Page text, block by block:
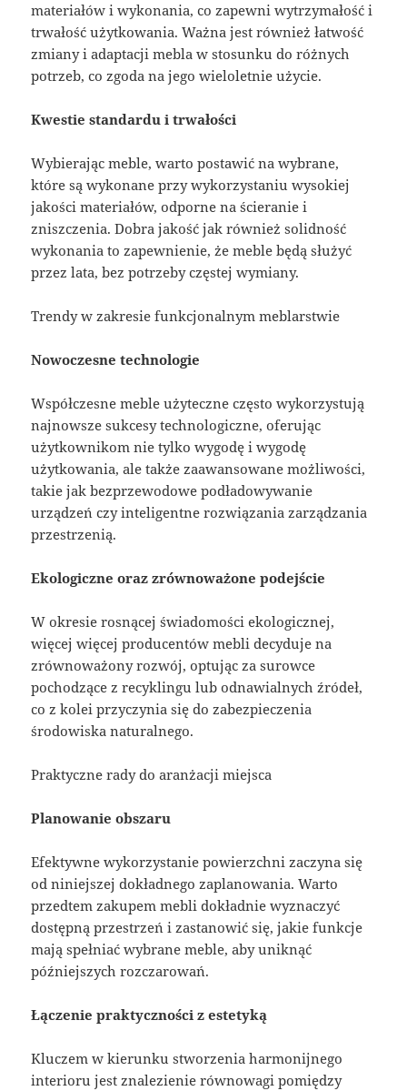
materiałów i wykonania, co zapewni wytrzymałość i
trwałość użytkowania. Ważna jest również łatwość
zmiany i adaptacji mebla w stosunku do różnych
potrzeb, co zgoda na jego wieloletnie użycie.
Kwestie standardu i trwałości
Wybierając meble, warto postawić na wybrane,
które są wykonane przy wykorzystaniu wysokiej
jakości materiałów, odporne na ścieranie i
zniszczenia. Dobra jakość jak również solidność
wykonania to zapewnienie, że meble będą służyć
przez lata, bez potrzeby częstej wymiany.
Trendy w zakresie funkcjonalnym meblarstwie
Nowoczesne technologie
Współczesne meble użyteczne często wykorzystują
najnowsze sukcesy technologiczne, oferując
użytkownikom nie tylko wygodę i wygodę
użytkowania, ale także zaawansowane możliwości,
takie jak bezprzewodowe podładowywanie
urządzeń czy inteligentne rozwiązania zarządzania
przestrzenią.
Ekologiczne oraz zrównoważone podejście
W okresie rosnącej świadomości ekologicznej,
więcej więcej producentów mebli decyduje na
zrównoważony rozwój, optując za surowce
pochodzące z recyklingu lub odnawialnych źródeł,
co z kolei przyczynia się do zabezpieczenia
środowiska naturalnego.
Praktyczne rady do aranżacji miejsca
Planowanie obszaru
Efektywne wykorzystanie powierzchni zaczyna się
od niniejszej dokładnego zaplanowania. Warto
przedtem zakupem mebli dokładnie wyznaczyć
dostępną przestrzeń i zastanowić się, jakie funkcje
mają spełniać wybrane meble, aby uniknąć
późniejszych rozczarowań.
Łączenie praktyczności z estetyką
Kluczem w kierunku stworzenia harmonijnego
interioru jest znalezienie równowagi pomiędzy